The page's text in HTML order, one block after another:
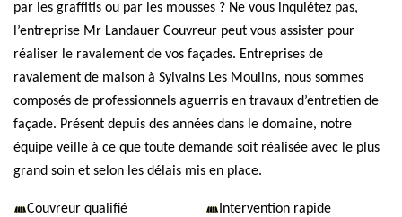
par les graffitis ou par les mousses ? Ne vous inquiétez pas,
l’entreprise Mr Landauer Couvreur peut vous assister pour
réaliser le ravalement de vos façades. Entreprises de
ravalement de maison à Sylvains Les Moulins, nous sommes
composés de professionnels aguerris en travaux d’entretien de
façade. Présent depuis des années dans le domaine, notre
équipe veille à ce que toute demande soit réalisée avec le plus
grand soin et selon les délais mis en place.
Couvreur qualifié Intervention rapide